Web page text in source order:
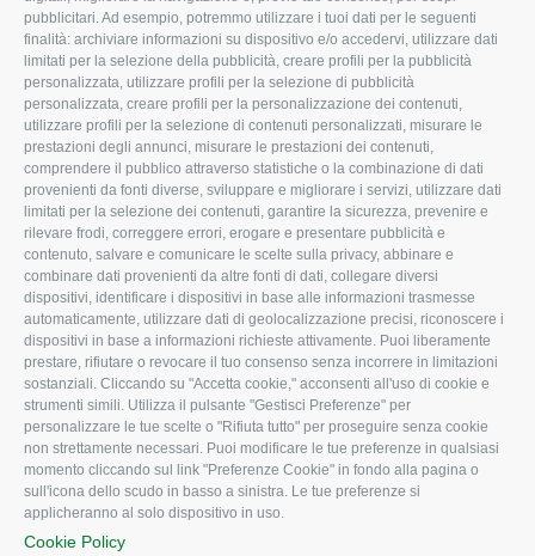
pubblicitari. Ad esempio, potremmo utilizzare i tuoi dati per le seguenti
finalità: archiviare informazioni su dispositivo e/o accedervi, utilizzare dati
limitati per la selezione della pubblicità, creare profili per la pubblicità
personalizzata, utilizzare profili per la selezione di pubblicità
personalizzata, creare profili per la personalizzazione dei contenuti,
utilizzare profili per la selezione di contenuti personalizzati, misurare le
prestazioni degli annunci, misurare le prestazioni dei contenuti,
comprendere il pubblico attraverso statistiche o la combinazione di dati
provenienti da fonti diverse, sviluppare e migliorare i servizi, utilizzare dati
limitati per la selezione dei contenuti, garantire la sicurezza, prevenire e
rilevare frodi, correggere errori, erogare e presentare pubblicità e
contenuto, salvare e comunicare le scelte sulla privacy, abbinare e
combinare dati provenienti da altre fonti di dati, collegare diversi
dispositivi, identificare i dispositivi in base alle informazioni trasmesse
automaticamente, utilizzare dati di geolocalizzazione precisi, riconoscere i
dispositivi in base a informazioni richieste attivamente. Puoi liberamente
prestare, rifiutare o revocare il tuo consenso senza incorrere in limitazioni
sostanziali. Cliccando su "Accetta cookie," acconsenti all'uso di cookie e
strumenti simili. Utilizza il pulsante "Gestisci Preferenze" per
personalizzare le tue scelte o "Rifiuta tutto" per proseguire senza cookie
non strettamente necessari. Puoi modificare le tue preferenze in qualsiasi
momento cliccando sul link "Preferenze Cookie" in fondo alla pagina o
sull'icona dello scudo in basso a sinistra. Le tue preferenze si
applicheranno al solo dispositivo in uso.
Cookie Policy
L'Associazione
Missione e Progetto
Organigramma aziendale
I Nostri Servizi
Uffici della Sede
provinciale
Le Sedi di Zona
Agricoltori S.r.l.
Whistleblowing
Confagricoltura Rovigo e
Agricoltori srl
Tecnico
Fiscale
Lavoro
Ambiente
Associazione
CONFAGRICOLTURA
ATTIVA
Notizie in evidenza
Eventi
Comunicati Stampa
Video
Iscrizione Newsletter
Newsletter